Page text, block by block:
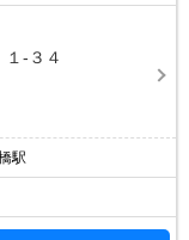
-３４
駅